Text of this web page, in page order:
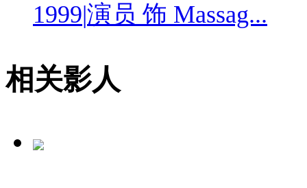
1999|演员 饰 Massag...
相关影人